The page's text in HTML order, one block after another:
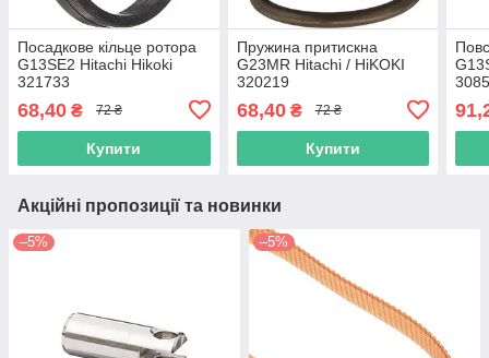
Посадкове кільце ротора
G13SE2 Hitachi Hikoki
321733
68,40 ₴ 72 ₴
Купити
Пружина притискна
G23MR Hitachi / HiKOKI
320219
68,40₴ 72 ₴
Купити
Акційні пропозиції та новинки
–5% –5%